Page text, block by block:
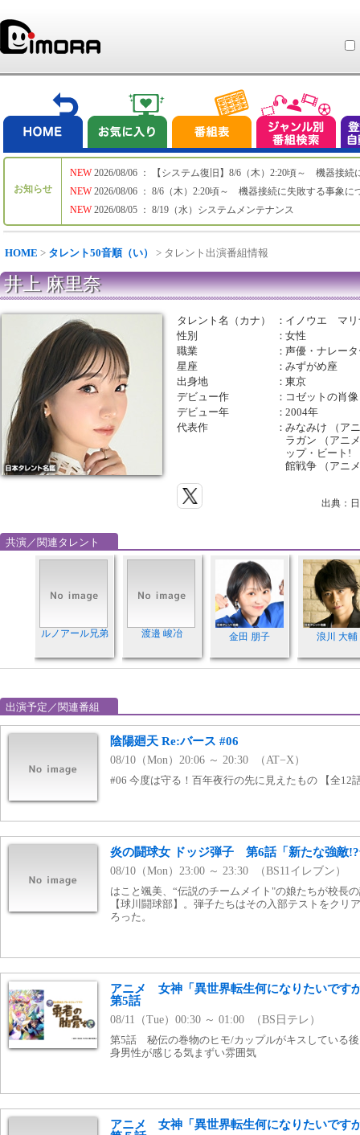
お知らせ
NEW
NEW
NEW
2026/08/06 ： 【システム復旧】8/6（木）2:20頃～ 機器接続
2026/08/06 ： 8/6（木）2:20頃～ 機器接続に失敗する事象に
2026/08/05 ： 8/19（水）システムメンテナンス
HOME > タレント50音順（い） > タレント出演番組情報
井上 麻里奈
タレント名（カナ） ： イノウエ マリ
性別
：女性
職業
：声優・ナレー
星座
：みずがめ座
出身地
：東京
デビュー作
： コゼットの肖
デビュー年
：2004年
代表作
：みなみけ （ア
ラガン （アニ
ップ・ビート!
館戦争 （アニ
出典：
共演／関連タレント
ルノアール兄弟 渡邉 峻冶 金田 朋子 浪川 大輔
出演予定／関連番組
陰陽廻天 Re:バース #06
08/10（Mon）20:06 ～ 20:30 （AT−X）
#06 今度は守る！百年夜行の先に見えたもの 【全12
炎の闘球女 ドッジ弾子 第6話「新たな強敵
08/10（Mon）23:00 ～ 23:30 （BS11イレブン）
はこと颯美、“伝説のチームメイト"の娘たちが校長
【球川闘球部】。弾子たちはその入部テストをクリ
ろった。
アニメ 女神「異世界転生何になりたいです
第5話
08/11（Tue）00:30 ～ 01:00 （BS日テレ）
第5話 秘伝の巻物のヒモ/カップルがキスしている
身男性が感じる気まずい雰囲気
アニメ 女神「異世界転生何になりたいです